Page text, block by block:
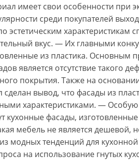
имеет свои особенности при
среди покупателей
эстетическим характеристикам
вкус. — Их главными
из пластика. Основным
является отсутствие такого
покрытия. Также на
сделан вывод, что фасады из
характеристиками. —
кухонные фасады,
мебель не является дешевой,
модных тенденций для
на использование гнутых